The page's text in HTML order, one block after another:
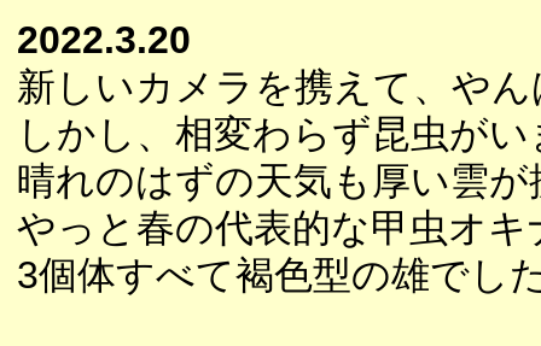
2022.3.20
新しいカメラを携えて、や
しかし、相変わらず昆虫が
晴れのはずの天気も厚い雲
やっと春の代表的な甲虫オ
3個体すべて褐色型の雄でし